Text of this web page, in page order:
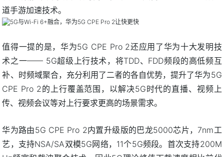
道手游加速技术。
值得一提的是，华为5G CPE Pro 2还应用了华为十大发明技
术之一—— 5G超级上行技术，将TDD、FDD频段的高低频互
补、时频域聚合，充分利用了二者的各自优势，提升了华为5G
CPE Pro 2的上行覆盖范围，以解决5G时代的直播、视频上
传、视频会议等对上行要求更高的场景需求。
华为路由5G CPE Pro 2内置升级版的巴龙5000芯片，7nm工
艺，支持NSA/SA双模5G网络，11个5G频段。首次支持200M